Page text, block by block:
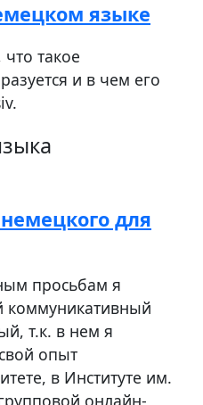
языке
такое
и в чем его
для
просьбам я
коммуникативный
т.к. в нем я
опыт
в Институте им.
онлайн-